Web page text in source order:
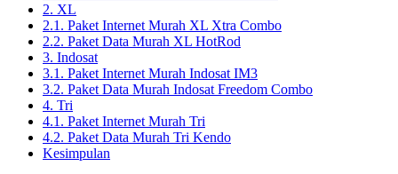
2. XL
2.1. Paket Internet Murah XL Xtra Combo
2.2. Paket Data Murah XL HotRod
3. Indosat
3.1. Paket Internet Murah Indosat IM3
3.2. Paket Data Murah Indosat Freedom Combo
4. Tri
4.1. Paket Internet Murah Tri
4.2. Paket Data Murah Tri Kendo
Kesimpulan